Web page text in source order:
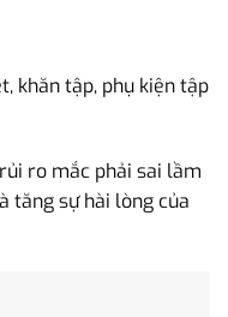
khăn tập, phụ kiện tập
ro mắc phải sai lầm
tăng sự hài lòng của